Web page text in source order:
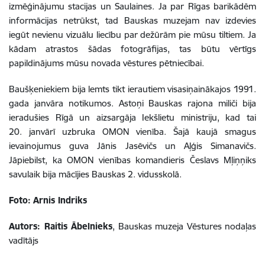
izmēģinājumu stacijas un Saulaines. Ja par Rīgas barikādēm
informācijas netrūkst, tad Bauskas muzejam nav izdevies
iegūt nevienu vizuālu liecību par dežūrām pie mūsu tiltiem. Ja
kādam atrastos šādas fotogrāfijas, tas būtu vērtīgs
papildinājums mūsu novada vēstures pētniecībai.
Baušķeniekiem bija lemts tikt ierautiem visasiņainākajos 1991.
gada janvāra notikumos. Astoņi Bauskas rajona miliči bija
ieradušies Rīgā un aizsargāja Iekšlietu ministriju, kad tai
20. janvārī uzbruka OMON vienība. Šajā kaujā smagus
ievainojumus guva Jānis Jasēvičs un Aļģis Simanavičs.
Jāpiebilst, ka OMON vienības komandieris Česlavs Mļiņņiks
savulaik bija mācījies Bauskas 2. vidusskolā.
Foto: Arnis Indriks
Autors: Raitis Ābelnieks, Bauskas muzeja Vēstures nodaļas
vadītājs